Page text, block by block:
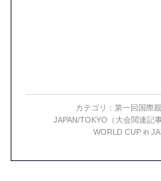
カテゴリ： 第一回国際
JAPAN/TOKYO（大会関連記事
WORLD CUP in